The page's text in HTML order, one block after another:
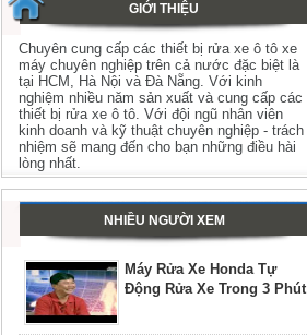
GIỚI THIỆU
Chuyên cung cấp các thiết bị rửa xe ô tô xe
máy chuyên nghiệp trên cả nước đặc biệt là
tại HCM, Hà Nội và Đà Nẵng. Với kinh
nghiệm nhiều năm sản xuất và cung cấp các
thiết bị rửa xe ô tô. Với đội ngũ nhân viên
kinh doanh và kỹ thuật chuyên nghiệp - trách
nhiệm sẽ mang đến cho bạn những điều hài
lòng nhất.
NHIỀU NGƯỜI XEM
Máy Rửa Xe Honda Tự
Động Rửa Xe Trong 3 Phút